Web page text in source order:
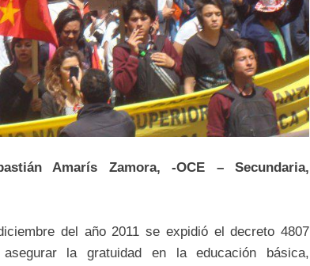
Amarís Zamora, -OCE – Secundaria,
del año 2011 se expidió el decreto 4807
la gratuidad en la educación básica,